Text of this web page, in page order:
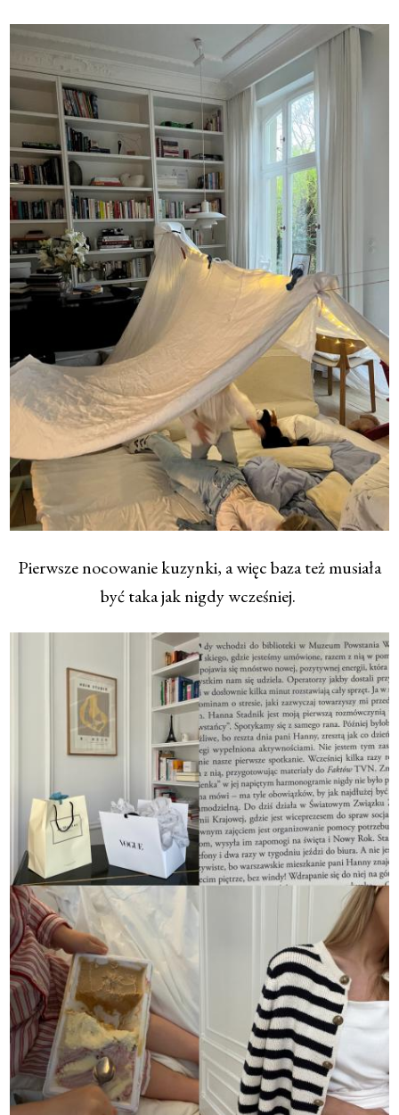
Pierwsze nocowanie kuzynki, a więc baza też musiała
być taka jak nigdy wcześniej.